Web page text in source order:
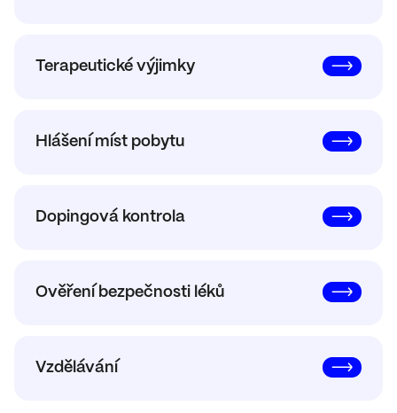
Terapeutické výjimky
Hlášení míst pobytu
Dopingová kontrola
Ověření bezpečnosti léků
Vzdělávání